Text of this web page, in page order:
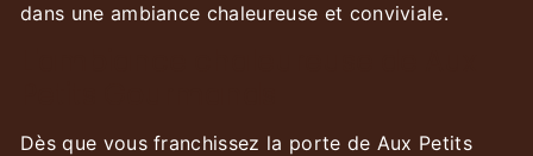
dans une ambiance chaleureuse et conviviale.
Dès que vous franchissez la porte de Aux Petits